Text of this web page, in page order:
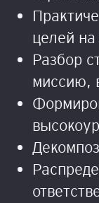
целей на
Разбор
миссию,